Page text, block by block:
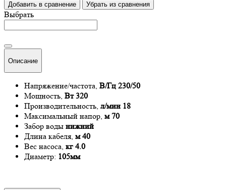
Добавить в сравнение
Убрать из сравнения
Выбрать
Описание
Напряжение/частота, В/Гц 230/50
Мощность, Вт 320
Производительность, л/мин 18
Максимальный напор, м 70
Забор воды нижний
Длина кабеля, м 40
Вес насоса, кг 4.0
Диаметр: 105мм